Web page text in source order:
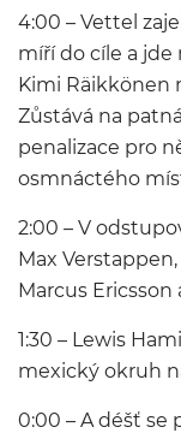
4:00 – Vettel
míří do cíle a jde
Kimi Räikkönen
Zůstává na
penalizace pro
osmnáctého
2:00 – V
Max
Marcus
1:30 – Lewis
mexický okruh
0:00 – A déšť se